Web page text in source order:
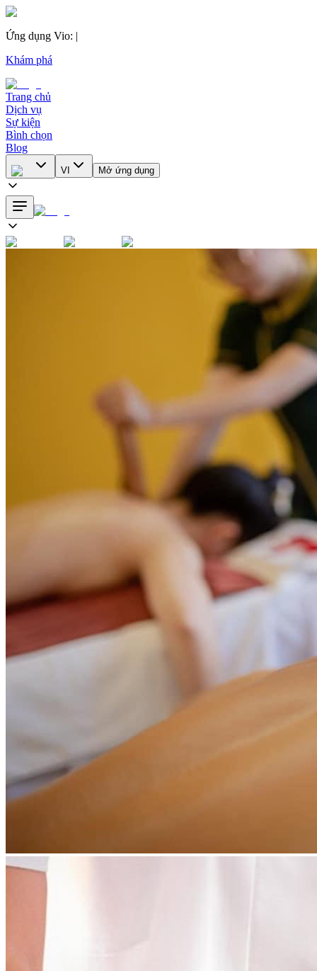
Ứng dụng Vio: |
Khám phá
Trang chủ
Dịch vụ
Sự kiện
Bình chọn
Blog
VI Mở ứng dụng